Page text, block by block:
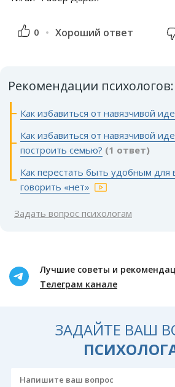
0 Хороший ответ
Рекомендации психологов:
Как избавиться от навязчивой
Как избавиться от навязчивой
построить семью? (1 ответ)
Как перестать быть удобным для
говорить «нет»
Задать вопрос психологам
Лучшие советы и
Телеграм канале
ЗАДАЙТЕ ВАШ